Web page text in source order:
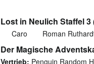
Lost in Neulich Staffel 3
Caro Roman
Der Magische
Vertrieb: Penguin Random